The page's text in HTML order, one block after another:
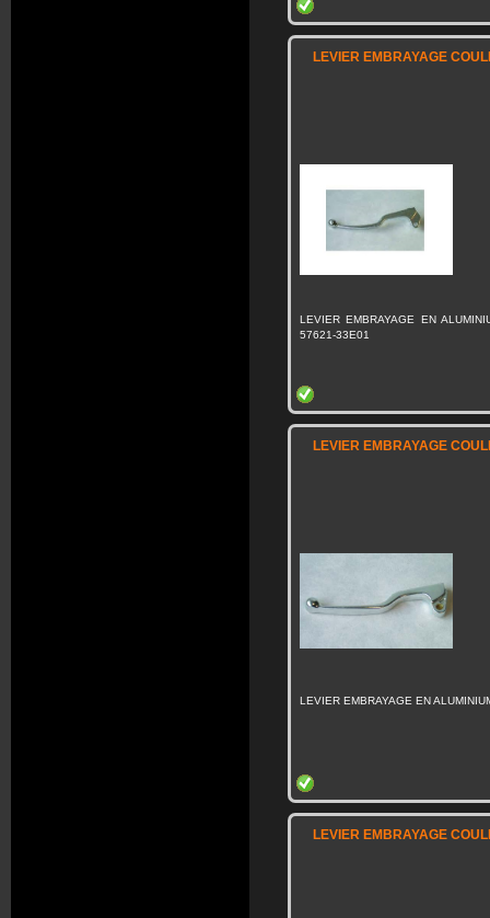
LEVIER EMBRAYAGE
LEVIER EMBRAYAGE EN
57621-33E01
LEVIER EMBRAYAGE
LEVIER EMBRAYAGE EN
LEVIER EMBRAYAGE